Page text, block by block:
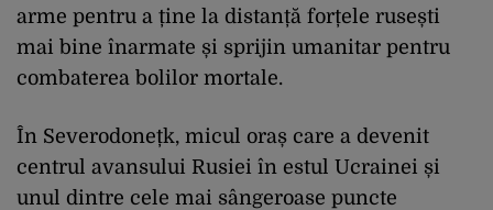
arme pentru a ține la distanță forțele rusești
mai bine înarmate și sprijin umanitar pentru
combaterea bolilor mortale.
În Severodonețk, micul oraș care a devenit
centrul avansului Rusiei în estul Ucrainei și
unul dintre cele mai sângeroase puncte